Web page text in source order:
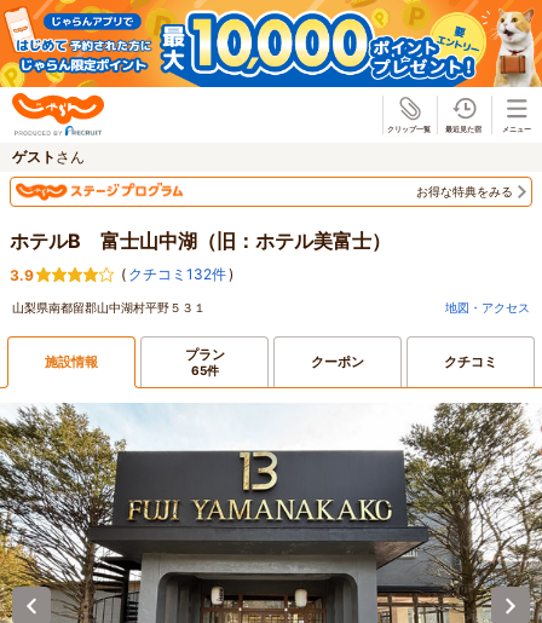
ゲスト さん
お得な特典をみる
ホテルB 富士山中湖（旧：ホテル美富士）
3.9 ( クチコミ132件)
山梨県南都留郡山中湖村平野５３１ 地図・アクセス
施設情報 プラン
65件 クーポン クチコミ